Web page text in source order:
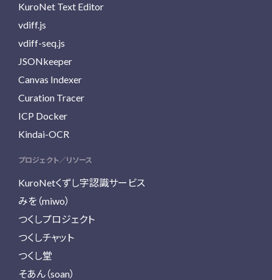
KuroNet Text Editor
vdiff.js
vdiff-seq.js
JSONkeeper
Canvas Indexer
Curation Tracer
ICP Docker
Kindai-OCR
プロジェクト／リソース
KuroNetくずし字認識サービス
みを（miwo）
つくしプロジェクト
つくしチャット
つくし堂
そあん（soan）